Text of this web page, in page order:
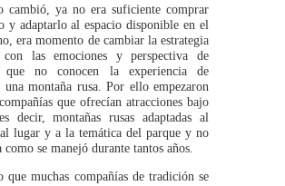
cambió, ya no era suficiente comprar
y adaptarlo al espacio disponible en el
era momento de cambiar la estrategia
las emociones y perspectiva de
que no conocen la experiencia de
una montaña rusa. Por ello empezaron
que ofrecían atracciones bajo
decir, montañas rusas adaptadas al
lugar y a la temática del parque y no
como se manejó durante tantos años.
que muchas compañías de tradición se